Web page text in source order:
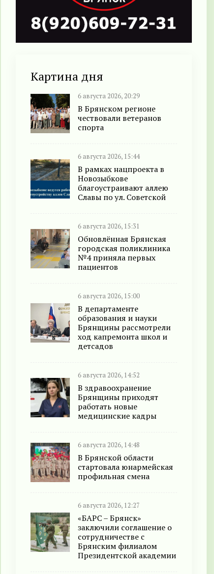
Картина дня
6 августа 2026, 20:29
В Брянском регионе
чествовали ветеранов
спорта
6 августа 2026, 15:44
В рамках нацпроекта в
Новозыбкове
благоустраивают аллею
Славы по ул. Советской
6 августа 2026, 15:31
Обновлённая Брянская
городская поликлиника
№4 приняла первых
пациентов
6 августа 2026, 15:00
В департаменте
образования и науки
Брянщины рассмотрели
ход капремонта школ и
детсадов
6 августа 2026, 14:52
В здравоохранение
Брянщины приходят
работать новые
медицинские кадры
6 августа 2026, 14:48
В Брянской области
стартовала юнармейская
профильная смена
6 августа 2026, 12:27
«БАРС – Брянск»
заключили соглашение о
сотрудничестве с
Брянским филиалом
Президентской академии